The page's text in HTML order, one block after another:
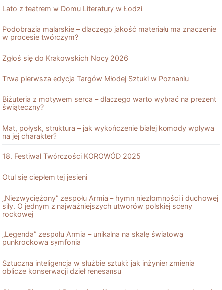
Lato z teatrem w Domu Literatury w Łodzi
Podobrazia malarskie – dlaczego jakość materiału ma znaczenie
w procesie twórczym?
Zgłoś się do Krakowskich Nocy 2026
Trwa pierwsza edycja Targów Młodej Sztuki w Poznaniu
Biżuteria z motywem serca – dlaczego warto wybrać na prezent
świąteczny?
Mat, połysk, struktura – jak wykończenie białej komody wpływa
na jej charakter?
18. Festiwal Twórczości KOROWÓD 2025
Otul się ciepłem tej jesieni
„Niezwyciężony” zespołu Armia – hymn niezłomności i duchowej
siły. O jednym z najważniejszych utworów polskiej sceny
rockowej
„Legenda” zespołu Armia – unikalna na skalę światową
punkrockowa symfonia
Sztuczna inteligencja w służbie sztuki: jak inżynier zmienia
oblicze konserwacji dzieł renesansu